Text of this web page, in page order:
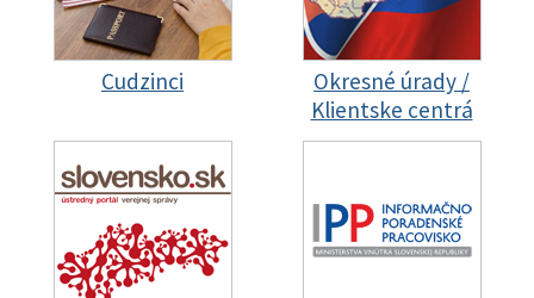
Cudzinci
Okresné úrady /
Klientske centrá